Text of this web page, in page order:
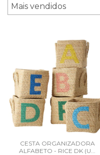
CESTA ORGANIZADORA
ALFABETO - RICE DK (U...